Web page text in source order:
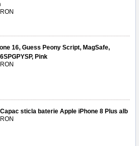
16, Guess Peony Script, MagSafe,
Pink
sticla baterie Apple iPhone 8 Plus alb